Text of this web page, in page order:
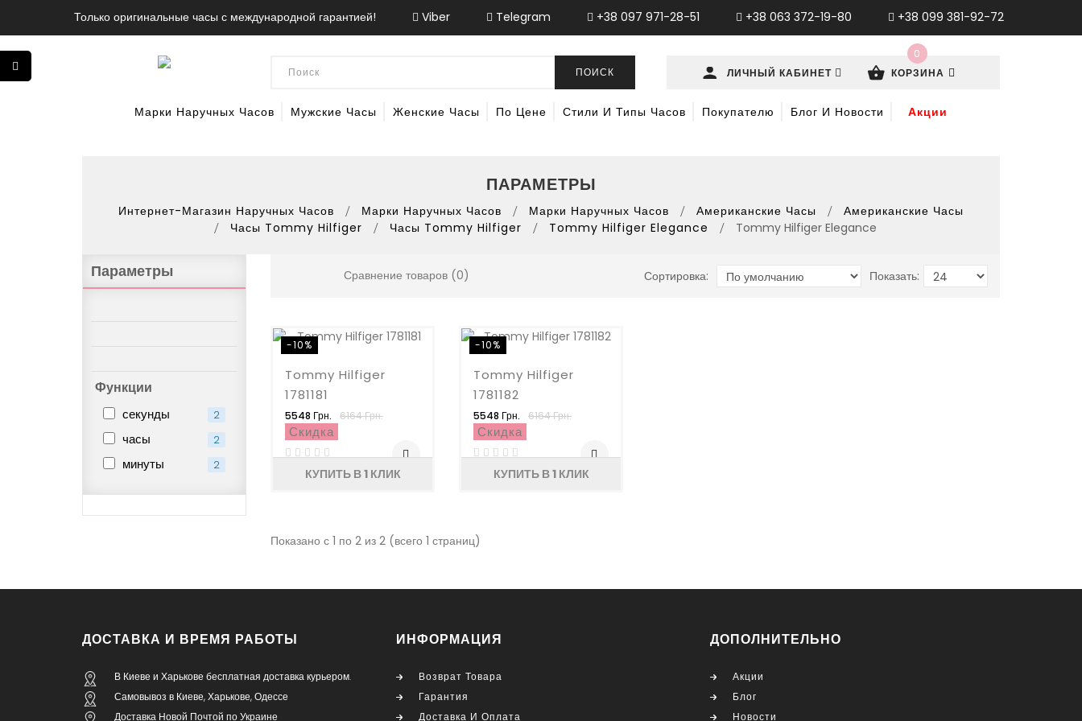
Только оригинальные часы с международной гарантией! +38 099 381-92-72
+38 063 372-19-80
+38 097 971-28-51
Telegram
Viber
ПОИСК ЛИЧНЫЙ КАБИНЕТ КОРЗИНА
0
Марки Наручных Часов Мужские Часы Женские Часы По Цене Стили И Типы Часов Покупателю Блог И Новости Акции
ПАРАМЕТРЫ
Интернет-Магазин Наручных Часов Марки Наручных Часов Марки Наручных Часов Американские Часы
Американские Часы
Часы Tommy Hilfiger
Часы Tommy Hilfiger Tommy Hilfiger Elegance Tommy Hilfiger Elegance
Параметры
Функции
секунды 2
часы 2
минуты 2
Сравнение товаров (0) Сортировка: Показать:
-10%
Tommy Hilfiger
1781181
5548 Грн. 6164 Грн.
Скидка
КУПИТЬ В 1 КЛИК
-10%
Tommy Hilfiger
1781182
5548 Грн. 6164 Грн.
Скидка
КУПИТЬ В 1 КЛИК
Показано с 1 по 2 из 2 (всего 1 страниц)
ДОСТАВКА И ВРЕМЯ РАБОТЫ
В Киеве и Харькове бесплатная доставка курьером.
Самовывоз в Киеве, Харькове, Одессе
Доставка Новой Почтой по Украине
ИНФОРМАЦИЯ
Возврат Товара
Гарантия
Доставка И Оплата
ДОПОЛНИТЕЛЬНО
Акции
Блог
Новости